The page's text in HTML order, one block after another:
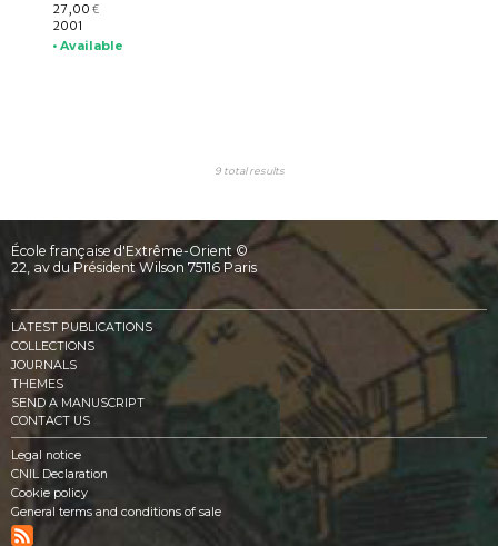
27,00 €
2001
• Available
9 total results
École française d'Extrême-Orient ©
22, av du Président Wilson 75116 Paris
LATEST PUBLICATIONS
COLLECTIONS
JOURNALS
THEMES
SEND A MANUSCRIPT
CONTACT US
Legal notice
CNIL Declaration
Cookie policy
General terms and conditions of sale